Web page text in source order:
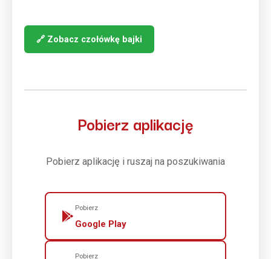
Zobacz czołówkę bajki
Pobierz aplikację
Pobierz aplikację i ruszaj na poszukiwania
Pobierz
Google Play
Pobierz